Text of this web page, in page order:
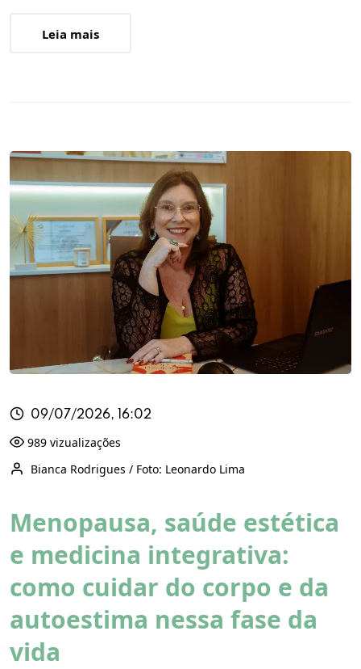
Leia mais
09/07/2026, 16:02
989 vizualizações
Bianca Rodrigues / Foto: Leonardo Lima
Menopausa, saúde estética
e medicina integrativa:
como cuidar do corpo e da
autoestima nessa fase da
vida